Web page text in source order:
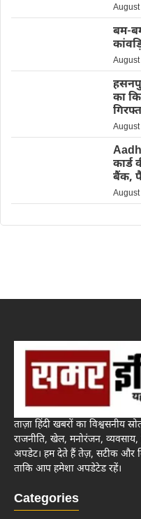
बम-
का
कार्ड
बैंक,
ताज़ा हिंदी खबरों का विश्वसनीय
राजनीति, खेल, मनोरंजन,
अपडेट। हम देते हैं तेज़, सटीक और
ताकि आप हमेशा अपडेटेड रहें।
Categories